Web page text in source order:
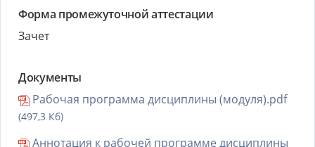
Форма промежуточной аттестации
Зачет
Документы
Рабочая программа дисциплины (модуля).pdf
(497,3 Кб)
Аннотация к рабочей программе дисциплины